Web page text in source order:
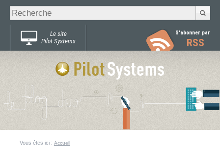
Chercher par
Recherche
avancée…
Le site
Pilot Systems
S'abonner par
RSS
Vous êtes ici : Accueil